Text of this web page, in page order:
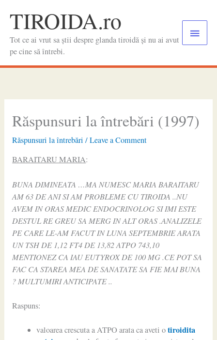
contentTIROIDA.ro
Tot ce ai vrut sa știi despre glanda tiroidă și nu ai avut
pe cine să întrebi.
Main
Răspunsuri la întrebări (1997)
Răspunsuri la întrebări /Leave a Comment
BARAITARU MARIA:
BUNA DIMINEATA …MA NUMESC MARIA BARAITARU
AM 63 DE ANI SI AM PROBLEME CU TIROIDA ..NU
AVEM IN ORAS MEDIC ENDOCRINOLOG SI IMI ESTE
DESTUL RE GREU SA MERG IN ALT ORAS .ANALIZELE
PE CARE LE-AM FACUT IN LUNA SEPTEMBRIE ARATA
UN TSH DE 1,12 FT4 DE 13,82 ATPO 743,10
MENTIONEZ CA IAU EUTYROX DE 100 MG .CE POT SA
FAC CA STAREA MEA DE SANATATE SA FIE MAI BUNA
? MULTUMIRI ANTICIPATE ..
Raspuns:
valoarea crescuta a ATPO arata ca aveti otiroidita